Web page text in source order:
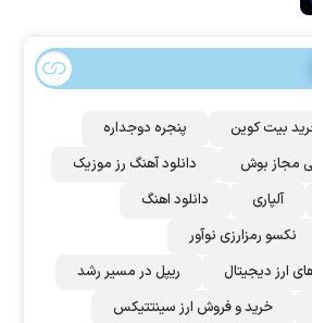
بیت کوین
پنجره دوجداره
مجاز بوش
دانلود آهنگ رز‌ موزیک
آلپاری
دانلود اهنگ
نکسو رمزارزی نوآور
ارز دیجیتال
ریپل در مسیر رشد
خرید و فروش ارز سینتتیکس